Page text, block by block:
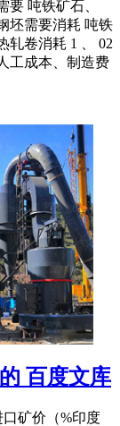
要 吨铁矿石、
坯需要消耗 吨铁
轧卷消耗 1 、 02
工成本、制造费
百度文库
矿价（%印度